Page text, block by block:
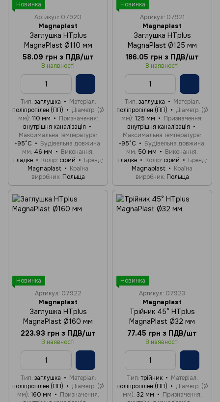
Новинка
Артикул: 07920
Magnaplast
Заглушка HTplus
MagnaPlast Ø110 мм
58.09 грн з ПДВ/шт
В наявності
Тип заглушка
Матеріал
поліпропілен (ПП)
Діаметр, (Ø
мм) 110 мм
Призначення
внутрішня каналізація
Максимальна температура
+95°C
Будівельна довжина,
мм 46 мм
Виконання
гладке
Колір сірий
Бренд
Magnaplast
Країна
виробник Польща
Новинка
Артикул: 07921
Magnaplast
Заглушка HTplus
MagnaPlast Ø125 мм
186.05 грн з ПДВ/шт
В наявності
Тип заглушка
Матеріал
поліпропілен (ПП)
Діаметр, (Ø
мм) 125 мм
Призначення
внутрішня каналізація
Максимальна температура
+95°C
Будівельна довжина,
мм 50 мм
Виконання
гладке
Колір сірий
Бренд
Magnaplast
Країна
виробник Польща
Новинка
Артикул: 07922
Magnaplast
Заглушка HTplus
MagnaPlast Ø160 мм
223.93 грн з ПДВ/шт
В наявності
Тип заглушка
Матеріал
поліпропілен (ПП)
Діаметр, (Ø
мм) 160 мм
Призначення
Новинка
Артикул: 07923
Magnaplast
Трійник 45° HTplus
MagnaPlast Ø32 мм
77.45 грн з ПДВ/шт
В наявності
Тип трійник
Матеріал
поліпропілен (ПП)
Діаметр, (Ø
мм) 32 мм
Призначення